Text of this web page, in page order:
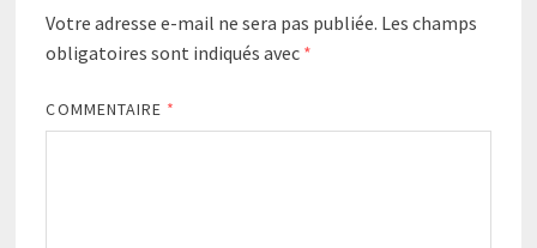
Votre adresse e-mail ne sera pas publiée. Les champs
obligatoires sont indiqués avec *
COMMENTAIRE *